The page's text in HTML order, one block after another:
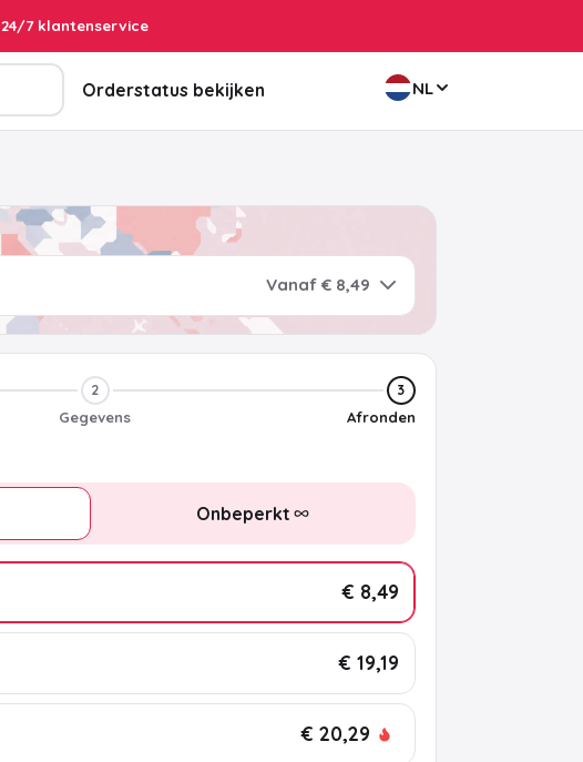
24/7 klantenservice
Orderstatus bekijken NL
Vanaf € 8,49
2
Gegevens
3
Afronden
Onbeperkt
€ 8,49
€ 19,19
€ 20,29